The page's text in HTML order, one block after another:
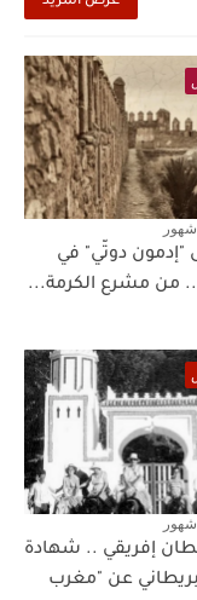
دوتّي" في
.. من مشرع الكرمة...
إفريقي .. شهادة
عن "مغرب